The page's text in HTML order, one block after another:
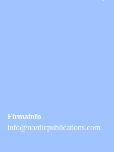
Firmainfo
info@nordicpublications.com